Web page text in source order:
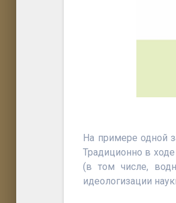
На примере одной
Традиционно в
(в том числе,
идеологизации